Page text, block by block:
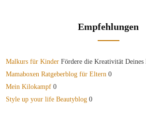
Empfehlungen
Malkurs für Kinder Fördere die Kreativität Deines
Mamaboxen Ratgeberblog für Eltern 0
Mein Kilokampf 0
Style up your life Beautyblog 0